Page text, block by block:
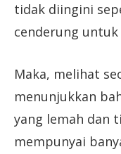
tidak diingini
cenderung untuk
Maka, melihat
menunjukkan
yang lemah dan
mempunyai